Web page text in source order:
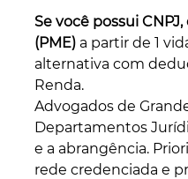
Se você possui
(PME) a partir de 1
alternativa com
Renda.
Advogados de
Departamentos
e a abrangência.
rede credenciada e